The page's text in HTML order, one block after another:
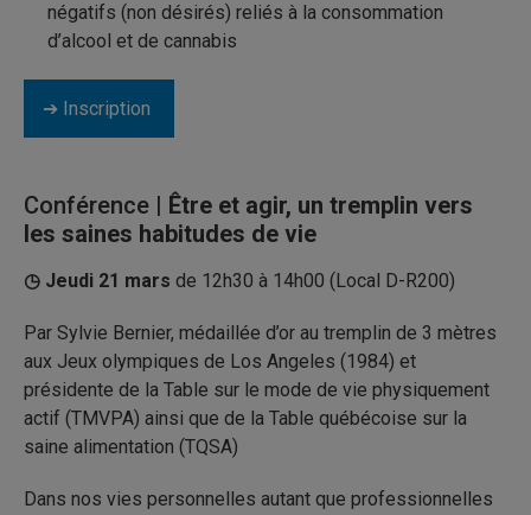
négatifs (non désirés) reliés à la consommation
d’alcool et de cannabis
➔ Inscription
Conférence | Être et agir, un tremplin vers
les saines habitudes de vie
◷ Jeudi 21 mars de 12h30 à 14h00 (Local D-R200)
Par Sylvie Bernier, médaillée d’or au tremplin de 3 mètres
aux Jeux olympiques de Los Angeles (1984) et
présidente de la Table sur le mode de vie physiquement
actif (TMVPA) ainsi que de la Table québécoise sur la
saine alimentation (TQSA)
Dans nos vies personnelles autant que professionnelles